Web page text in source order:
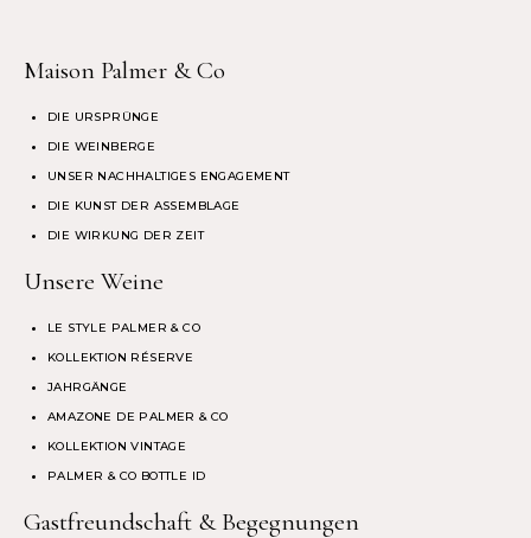
Maison Palmer & Co
DIE URSPRÜNGE
DIE WEINBERGE
UNSER NACHHALTIGES ENGAGEMENT
DIE KUNST DER ASSEMBLAGE
DIE WIRKUNG DER ZEIT
Unsere Weine
LE STYLE PALMER & CO
KOLLEKTION RÉSERVE
JAHRGÄNGE
AMAZONE DE PALMER & CO
KOLLEKTION VINTAGE
PALMER & CO BOTTLE ID
Gastfreundschaft & Begegnungen